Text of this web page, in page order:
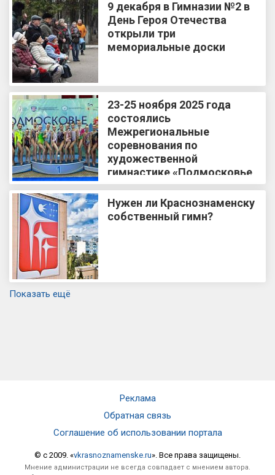
9 декабря в Гимназии №2 в
День Героя Отечества
открыли три
мемориальные доски
23-25 ноября 2025 года
состоялись
Межрегиональные
соревнования по
художественной
гимнастике «Подмосковье
2025»
Нужен ли Краснознаменску
собственный гимн?
Показать ещё
Реклама
Обратная связь
Соглашение об использовании портала
© c 2009. «vkrasnoznamenske.ru». Все права защищены.
Мнение администрации не всегда совпадает с мнением автора.